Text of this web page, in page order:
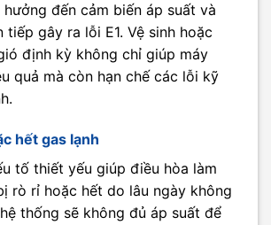
hưởng đến cảm biến áp suất và
tiếp gây ra lỗi E1. Vệ sinh hoặc
định kỳ không chỉ giúp máy
quả mà còn hạn chế các lỗi kỹ
hết gas lạnh
tố thiết yếu giúp điều hòa làm
rò rỉ hoặc hết do lâu ngày không
thống sẽ không đủ áp suất để